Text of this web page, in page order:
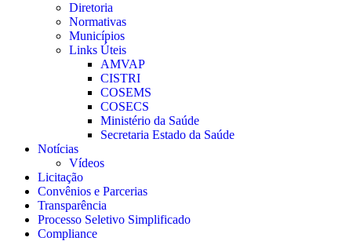
Diretoria
Normativas
Municípios
Links Úteis
AMVAP
CISTRI
COSEMS
COSECS
Ministério da Saúde
Secretaria Estado da Saúde
Notícias
Vídeos
Licitação
Convênios e Parcerias
Transparência
Processo Seletivo Simplificado
Compliance